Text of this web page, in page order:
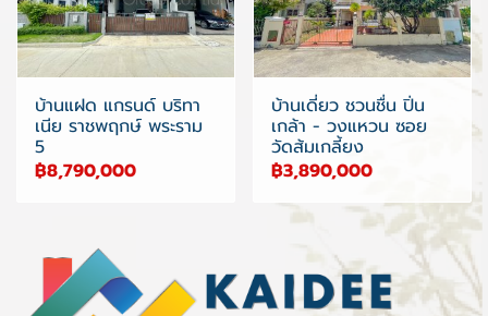
บ้านแฝด แกรนด์ บริทา
เนีย ราชพฤกษ์ พระราม
5
฿8,790,000
บ้านเดี่ยว ชวนชื่น ปิ่น
เกล้า - วงแหวน ซอย
วัดส้มเกลี้ยง
฿3,890,000